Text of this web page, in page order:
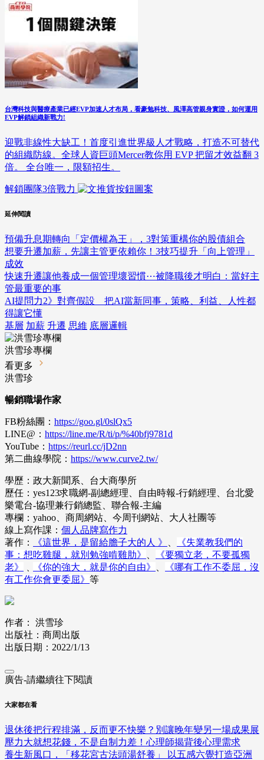
台灣科技與醫療產業已經EVP加速人才布局，看豪勉科技、風澤高管親身實證，如何運用
EVP解鎖組織新戰力!
迎戰非線性大缺工！首度引進世界級人才戰略，打造不可替代
的組織防線。全球人資巨頭Mercer教你用 EVP 把留才效益翻 3
倍。 全台唯一，限額招生。
解鎖團隊3倍戰力
延伸閱讀
預備升息期轉向「定價權為王」，3對策重構你的股債組合
想要升遷加薪，先讓主管更依賴你！3技巧提升「向上管理」
成效
快速升遷讓他養成一個管理壞習慣⋯被降職後才明白：當好主
管最重要的事
AI提問力2》對齊假設 把AI當新同事，策略、利益、人性都
得讓它懂
基層 加薪 升遷 思維 底層邏輯
洪雪珍專欄
看更多
洪雪珍
暢銷職場作家
FB粉絲團： https://goo.gl/0slQx5
LINE@： https://line.me/R/ti/p/%40bfj9781d
YouTube： https://reurl.cc/jD2nn
第二曲線學院： https://www.curve2.tw/
學歷：政大新聞系、台大商學所
歷任：yes123求職網-副總經理、自由時報-行銷經理、台北愛
樂電台-協理兼行銷總監、聯合報-主編
專欄：yahoo、商周網站、今周刊網站、大人社團等
線上寫作課： 個人品牌寫作力
著作：
《這世界，是留給膽子大的人 》
《失業教我們的
事：想吃雞腿，就別勉強啃雞肋》
《要獨立老，不要孤獨
老》
《你的強大，就是你的自由》
《哪有工作不委屈，沒
有工作你會更委屈》 等
作者： 洪雪珍
出版社：商周出版
出版日期：2022/1/13
廣告-請繼續往下閱讀
大家都在看
退休後把行程排滿，反而更不快樂？別讓晚年變另一場成果展
壓力大就想花錢，不是自制力差！心理師揭背後心理需求
養生新風口，「移花宮古法頭湯舒養」 以五感六覺打造亞洲